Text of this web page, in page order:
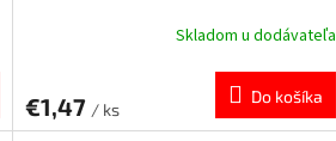
Skladom u dodávateľa
€1,47 / ks
Do košíka